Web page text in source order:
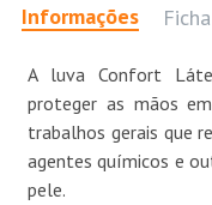
Informações
A luva Confort
proteger as mãos
trabalhos gerais que
agentes químicos e
pele.